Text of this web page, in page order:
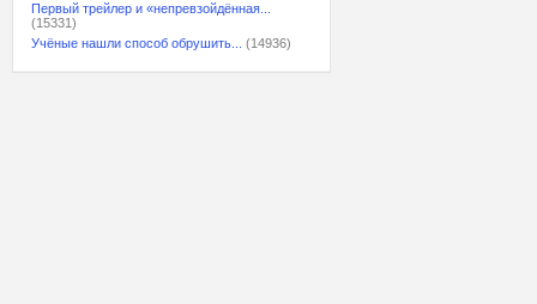
Первый трейлер и «непревзойдённая...
(15331)
Учёные нашли способ обрушить...
(14936)